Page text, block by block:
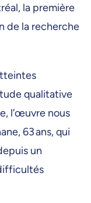
la première
de la recherche
qualitative
l’œuvre nous
63 ans, qui
un